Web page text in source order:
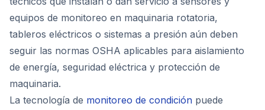
equipos de monitoreo en maquinaria rotatoria,
tableros eléctricos o sistemas a presión aún deben
seguir las normas OSHA aplicables para aislamiento
de energía, seguridad eléctrica y protección de
maquinaria.
La tecnología de monitoreo de condición puede